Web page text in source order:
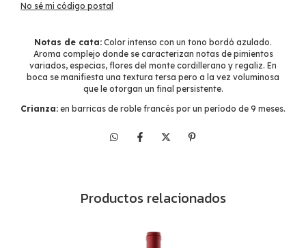
No sé mi código postal
Notas de cata: Color intenso con un tono bordó azulado.
Aroma complejo donde se caracterizan notas de pimientos
variados, especias, flores del monte cordillerano y regaliz. En
boca se manifiesta una textura tersa pero a la vez voluminosa
que le otorgan un final persistente.
Crianza: en barricas de roble francés por un período de 9 meses.
Productos relacionados